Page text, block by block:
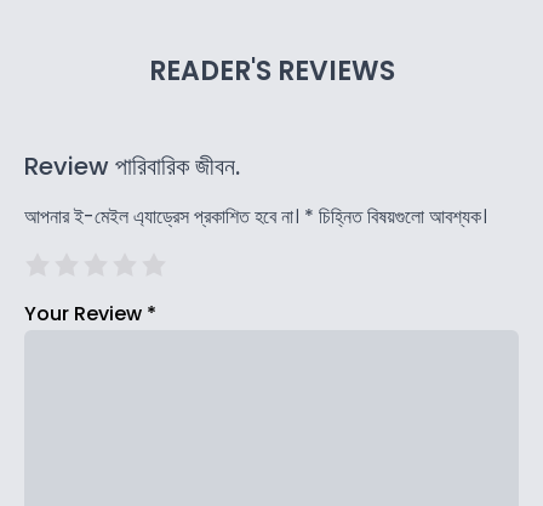
READER'S REVIEWS
Review পারিবারিক জীবন.
আপনার ই-মেইল এ্যাড্রেস প্রকাশিত হবে না। * চিহ্নিত বিষয়গুলো আবশ্যক।
Your Review *